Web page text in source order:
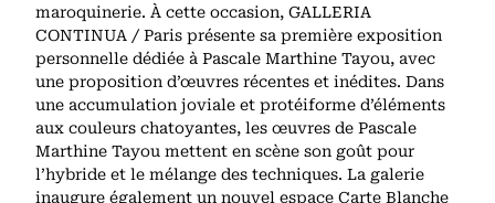
maroquinerie. À cette occasion, GALLERIA
CONTINUA / Paris présente sa première exposition
personnelle dédiée à Pascale Marthine Tayou, avec
une proposition d’œuvres récentes et inédites. Dans
une accumulation joviale et protéiforme d’éléments
aux couleurs chatoyantes, les œuvres de Pascale
Marthine Tayou mettent en scène son goût pour
l’hybride et le mélange des techniques. La galerie
inaugure également un nouvel espace Carte Blanche